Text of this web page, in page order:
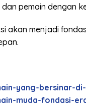
pemain dengan
akan menjadi
yang-bersinar-
muda-fondasi-